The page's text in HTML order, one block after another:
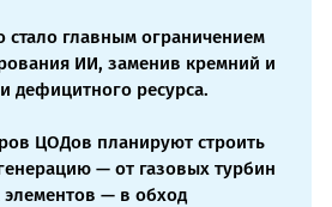
стало главным ограничением
ИИ, заменив кремний и
дефицитного ресурса.
ЦОДов планируют строить
— от газовых турбин
— в обход